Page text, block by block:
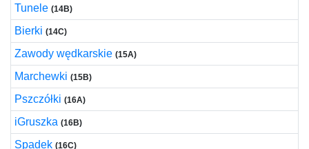
Tunele (14B)
Bierki (14C)
Zawody wędkarskie (15A)
Marchewki (15B)
Pszczółki (16A)
iGruszka (16B)
Spadek (16C)